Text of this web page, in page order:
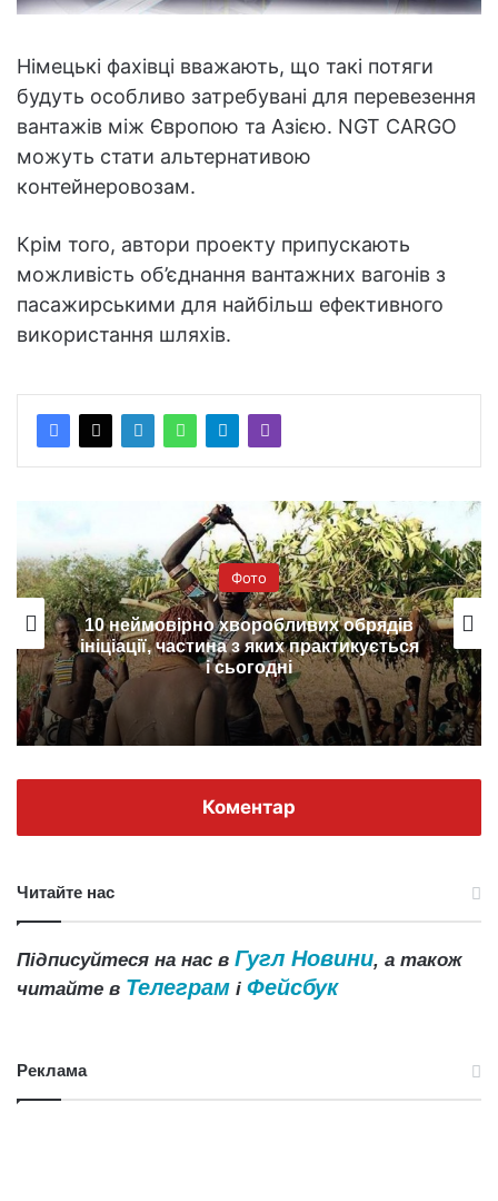
Німецькі фахівці вважають, що такі потяги
будуть особливо затребувані для перевезення
вантажів між Європою та Азією. NGT CARGO
можуть стати альтернативою
контейнеровозам.
Крім того, автори проекту припускають
можливість об’єднання вантажних вагонів з
пасажирськими для найбільш ефективного
використання шляхів.
Фото
10 неймовірно хворобливих обрядів
ініціації, частина з яких практикується
і сьогодні
Коментар
Читайте нас
Підписуйтеся на нас в Гугл Новини, а також
читайте в Телеграм і Фейсбук
Реклама